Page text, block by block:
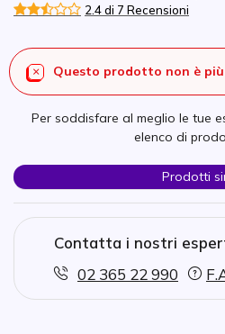
2.4 di 7 Recensioni
Questo prodotto non è
Per soddisfare al meglio le tue
elenco di
Prodotti
Contatta i nostri
02 365 22 990